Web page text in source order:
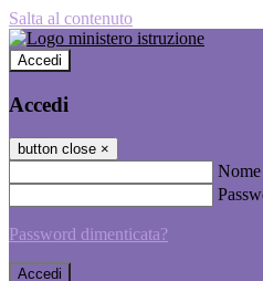
Salta al contenuto
Accedi
Accedi
button close ×
Password dimenticata?